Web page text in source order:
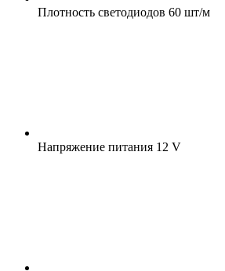
Плотность светодиодов 60 шт/м
Напряжение питания 12 V